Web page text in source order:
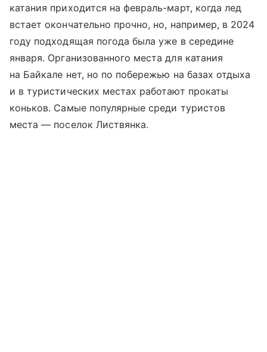
катания приходится на февраль-март, когда лед
встает окончательно прочно, но, например, в 2024
году подходящая погода была уже в середине
января. Организованного места для катания
на Байкале нет, но по побережью на базах отдыха
и в туристических местах работают прокаты
коньков. Самые популярные среди туристов
места — поселок Листвянка.